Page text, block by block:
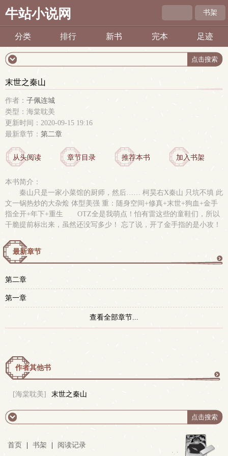
牛站小说网 书架
分类 排行 新书 完本 足迹
末世之秦山
作者： 子佩连城
类型：海棠耽美
更新时间：2020-09-15 19:16
最新章节： 第二章
从头阅读 章节目录 推荐本书 加入书架
本书简介：
秦山只是一家小菜馆的厨师，然后…… 柯昊右X秦山 只坑不填 此
文一锅热炒的大杂烩 体型美强 重：随身空间+修真+末世+狗血+金手
指全开+年下+重生 OTZ全是我萌点！怕有雷这些的童鞋们，所以
干脆提前标出来，虽然还没写多少！ 忘了说，开了金手指的是小攻！
最新章节
第二章
第一章
查看全部章节...
作者其他书
多
[海棠耽美] 末世之秦山
首页 书架 阅读记录